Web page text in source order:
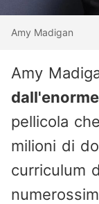
Amy Madigan
Amy
pellicola
milioni di
curriculum